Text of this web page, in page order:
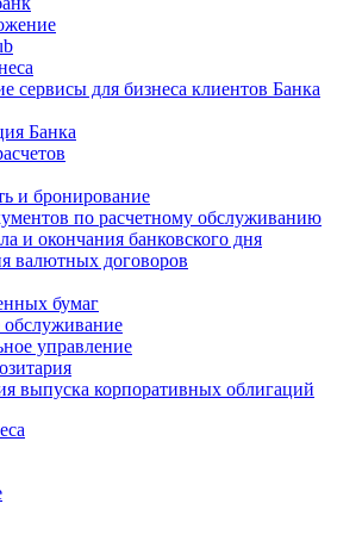
сервисы для бизнеса клиентов Банка
Банка
и бронирование
по расчетному обслуживанию
и окончания банковского дня
валютных договоров
бумаг
обслуживание
управление
выпуска корпоративных облигаций